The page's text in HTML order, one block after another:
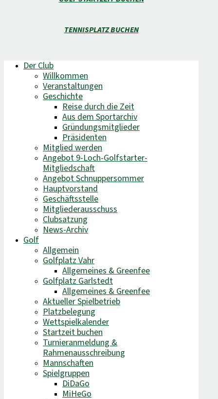
TENNISPLATZ BUCHEN
Der Club
Willkommen
Veranstaltungen
Geschichte
Reise durch die Zeit
Aus dem Sportarchiv
Gründungsmitglieder
Präsidenten
Mitglied werden
Angebot 9-Loch-Golfstarter-
Mitgliedschaft
Angebot Schnuppersommer
Hauptvorstand
Geschäftsstelle
Mitgliederausschuss
Clubsatzung
News-Archiv
Golf
Allgemein
Golfplatz Vahr
Allgemeines & Greenfee
Golfplatz Garlstedt
Allgemeines & Greenfee
Aktueller Spielbetrieb
Platzbelegung
Wettspielkalender
Startzeit buchen
Turnieranmeldung &
Rahmenausschreibung
Mannschaften
Spielgruppen
DiDaGo
MiHeGo